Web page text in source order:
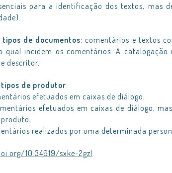
para a identificação dos textos, mas
tipos de documentos: comentários e textos
qual incidem os comentários. A
descritor.
de produtor:
efetuados em caixas de diálogo;
efetuados em caixas de diálogo,
realizados por uma determinada
10.34619/sxke-2gzl